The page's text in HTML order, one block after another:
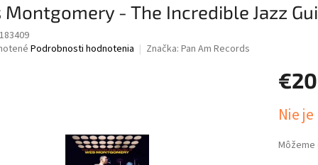
Montgomery - The Incredible Jazz
Podrobnosti hodnotenia Značka: Pan Am Records
€20
cena:
Nie